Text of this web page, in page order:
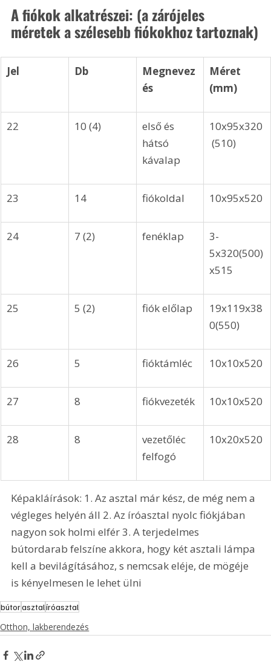
A fiókok alkatrészei: (a zárójeles
méretek a szélesebb fiókokhoz tartoznak)
Jel Db
Megnevez
és
Méret
(mm)
22 10 (4)
első és
hátsó
kávalap
10x95x320
(510)
23 14 fiókoldal 10x95x520
24 7 (2) fenéklap
3-
5x320(500)
x515
25 5 (2) fiók előlap
19x119x38
0(550)
26 5 fióktámléc 10x10x520
27 8 fiókvezeték 10x10x520
28 8
vezetőléc
felfogó
10x20x520
Képakláírások: 1. Az asztal már kész, de még nem a
végleges helyén áll 2. Az íróasztal nyolc fiókjában
nagyon sok holmi elfér 3. A terjedelmes
bútordarab felszíne akkora, hogy két asztali lámpa
kell a bevilágításához, s nemcsak eléje, de mögéje
is kényelmesen le lehet ülni
bútorasztalíróasztal
Otthon, lakberendezés